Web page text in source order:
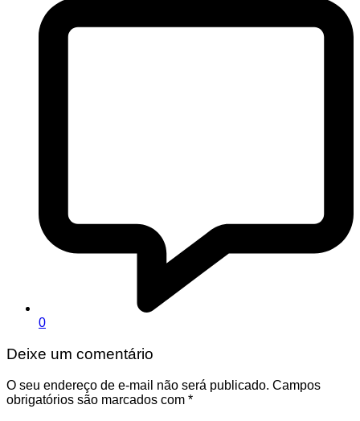
0
Deixe um comentário
O seu endereço de e-mail não será publicado. Campos
obrigatórios são marcados com *